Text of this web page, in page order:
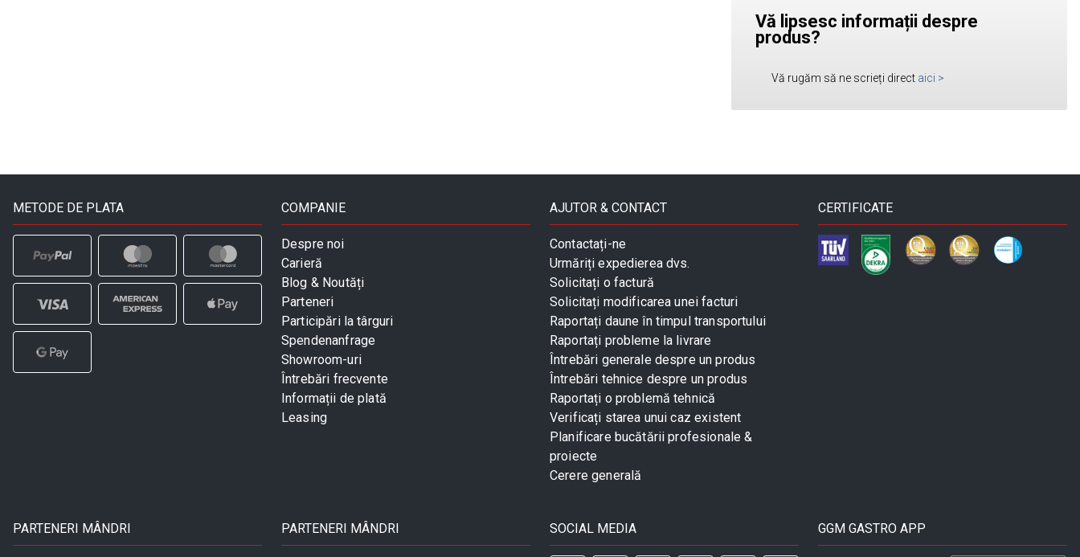
Vă lipsesc informații despre
produs?
Vă rugăm să ne scrieți direct aici >
METODE DE PLATA COMPANIE
Despre noi
Carieră
Blog & Noutăți
Parteneri
Participări la târguri
Spendenanfrage
Showroom-uri
Întrebări frecvente
Informații de plată
Leasing
AJUTOR & CONTACT
Contactați-ne
Urmăriți expedierea dvs.
Solicitați o factură
Solicitați modificarea unei facturi
Raportați daune în timpul transportului
Raportați probleme la livrare
Întrebări generale despre un produs
Întrebări tehnice despre un produs
Raportați o problemă tehnică
Verificați starea unui caz existent
Planificare bucătării profesionale &
proiecte
Cerere generală
CERTIFICATE
PARTENERI MÂNDRI PARTENERI MÂNDRI SOCIAL MEDIA GGM GASTRO APP